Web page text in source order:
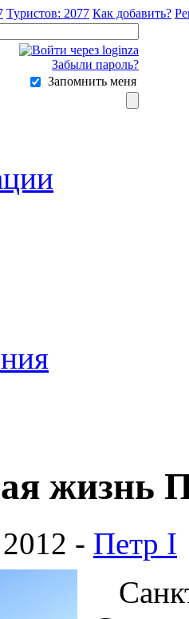
Туристов: 2077 Как добавить?
Забыли пароль?
Запомнить меня
жизнь
- Петр I